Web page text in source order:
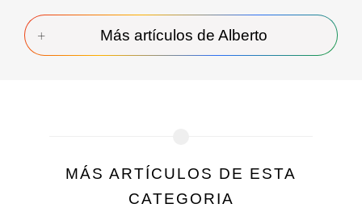
Más artículos de Alberto
MÁS ARTÍCULOS DE ESTA
CATEGORIA